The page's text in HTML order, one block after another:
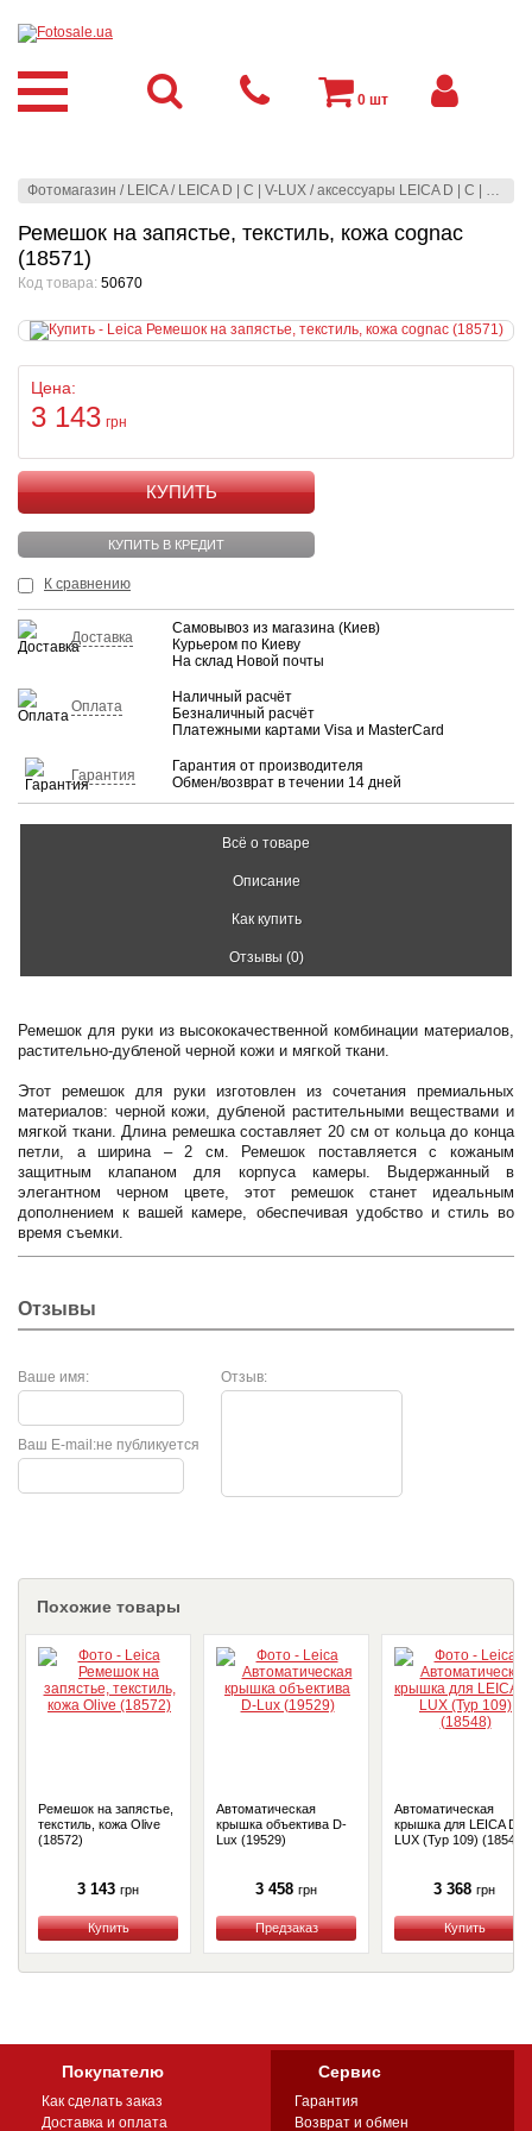
Фотомагазин / LEICA / LEICA D | C | V-LUX /аксессуары LEICA D | C | V-LUX
Ремешок на запястье, текстиль, кожа cognac
(18571)
Код товара: 50670
Цена:
3 143 грн
КУПИТЬ
КУПИТЬ В КРЕДИТ
К сравнению
Доставка
Самовывоз из магазина (Киев)
Курьером по Киеву
На склад Новой почты
Оплата
Наличный расчёт
Безналичный расчёт
Платежными картами Visa и MasterCard
Гарантия
Гарантия от производителя
Обмен/возврат в течении 14 дней
Всё о товаре
Описание
Как купить
Отзывы (0)
Ремешок для руки из высококачественной комбинации материалов,
растительно-дубленой черной кожи и мягкой ткани.
Этот ремешок для руки изготовлен из сочетания премиальных
материалов: черной кожи, дубленой растительными веществами и
мягкой ткани. Длина ремешка составляет 20 см от кольца до конца
петли, а ширина – 2 см. Ремешок поставляется с кожаным
защитным клапаном для корпуса камеры. Выдержанный в
элегантном черном цвете, этот ремешок станет идеальным
дополнением к вашей камере, обеспечивая удобство и стиль во
время съемки.
Отзывы
Ваше имя: Отзыв:
не публикуется
Ваш E-mail:
Похожие товары
Ремешок на запястье,
текстиль, кожа Olive
(18572)
3 143 грн
Купить
Автоматическая
крышка объектива D-
Lux (19529)
3 458 грн
Купить
Автоматическая
крышка для LEICA D-
LUX (Typ 109) (18548)
3 368 грн
Купить
0 шт
Покупателю
Как сделать заказ
Доставка и оплата
Сервис
Гарантия
Возврат и обмен